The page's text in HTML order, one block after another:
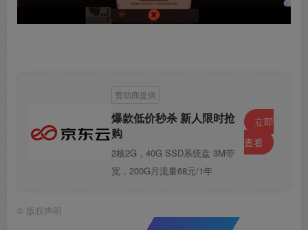
赞助商提供
爆款低价秒杀 新人限时抢
购
2核2G，40G SSD系统盘 3M带
宽，200G月流量68元/1年
立即
查看
© 版权声明